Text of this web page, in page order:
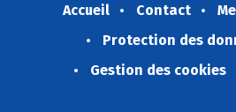
Accueil Contact
Protection des
Gestion des cookies